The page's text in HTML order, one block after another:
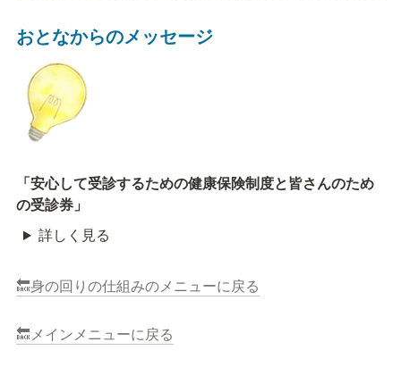
おとなからのメッセージ
「安心して受診するための健康保険制度と皆さんのため
の受診券」
詳しく見る
🔙身の回りの仕組みのメニューに戻る
🔙メインメニューに戻る